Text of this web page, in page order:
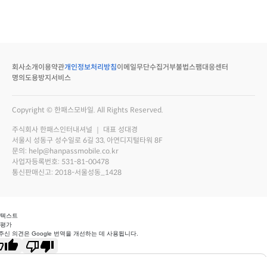
회사소개 이용약관개인정보처리방침이메일무단수집거부불법스팸대응센터
명의도용방지서비스
Copyright © 한패스모바일. All Rights Reserved.
주식회사 한패스인터내셔널 ｜ 대표 성대경
서울시 성동구 성수일로 6길 33, 아연디지털타워 8F
문의: help@hanpassmobile.co.kr
사업자등록번호: 531-81-00478
통신판매신고: 2018-서울성동_1428
스트
가
신 의견은 Google 번역을 개선하는 데 사용됩니다.